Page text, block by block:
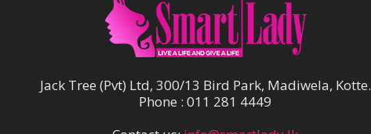
Jack Tree (Pvt) Ltd, 300/13 Bird Park, Madiwela, Kotte.
Phone : 011 281 4449